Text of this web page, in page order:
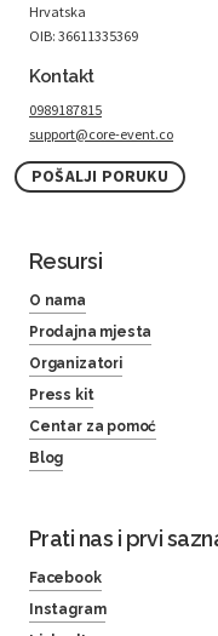
Hrvatska
OIB: 36611335369
Kontakt
0989187815
support@core-event.co
POŠALJI PORUKU
Resursi
O nama
Prodajna mjesta
Organizatori
Press kit
Centar za pomoć
Blog
Prati nas i prvi
Facebook
Instagram